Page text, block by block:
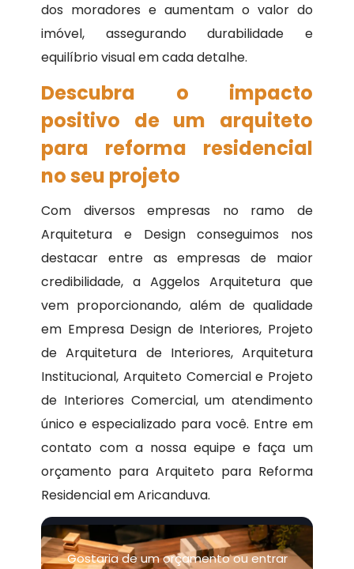
dos moradores e aumentam o valor do
imóvel, assegurando durabilidade e
equilíbrio visual em cada detalhe.
Descubra o impacto
positivo de um arquiteto
para reforma residencial
no seu projeto
Com diversos empresas no ramo de
Arquitetura e Design conseguimos nos
destacar entre as empresas de maior
credibilidade, a Aggelos Arquitetura que
vem proporcionando, além de qualidade
em Empresa Design de Interiores, Projeto
de Arquitetura de Interiores, Arquitetura
Institucional, Arquiteto Comercial e Projeto
de Interiores Comercial, um atendimento
único e especializado para você. Entre em
contato com a nossa equipe e faça um
orçamento para Arquiteto para Reforma
Residencial em Aricanduva.
Gostaria de um orçamento ou entrar